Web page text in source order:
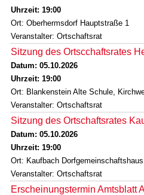
Uhrzeit: 19:00
Ort: Oberhermsdorf Hauptstraße 1
Veranstalter: Ortschaftsrat
Sitzung des Ortscchaftsrates
Datum: 05.10.2026
Uhrzeit: 19:00
Ort: Blankenstein Alte Schule,
Veranstalter: Ortschaftsrat
Sitzung des Ortschaftsrates
Datum: 05.10.2026
Uhrzeit: 19:00
Ort: Kaufbach
Veranstalter: Ortschaftsrat
Erscheinungstermin Amtsblatt